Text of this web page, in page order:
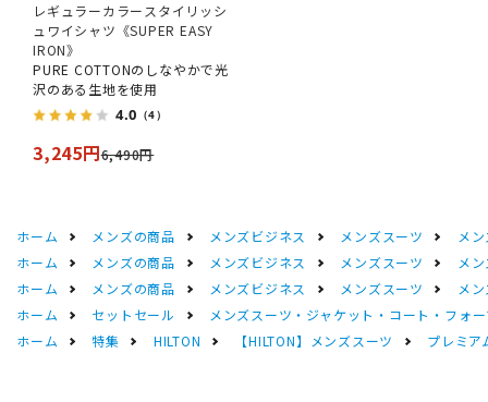
レギュラーカラースタイリッシ
ュワイシャツ《SUPER EASY
IRON》
PURE COTTONのしなやかで光
沢のある生地を使用
4.0 （4）
3,245円6,490円
ホーム メンズの商品 メンズビジネス メンズスーツ
メ
ホーム
メンズの商品 メンズビジネス メンズスーツ
メ
ホーム
メンズの商品 メンズビジネス メンズスーツ
メ
ホーム
セットセール
メンズスーツ・ジャケット・コート・フォ
ホーム
特集 HILTON 【HILTON】メンズスーツ プレミア